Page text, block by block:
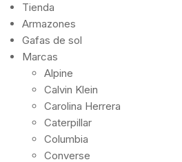
Tienda
Armazones
Gafas de sol
Marcas
Alpine
Calvin Klein
Carolina Herrera
Caterpillar
Columbia
Converse